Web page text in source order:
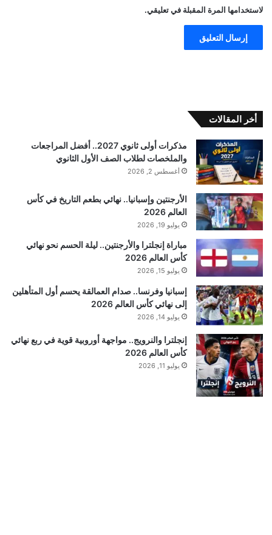
لاستخدامها المرة المقبلة في تعليقي.
أخر المقالات
مذكرات أولى ثانوي 2027.. أفضل المراجعات
والملخصات لطلاب الصف الأول الثانوي
أغسطس 2, 2026
الأرجنتين وإسبانيا.. نهائي بطعم التاريخ في كأس
العالم 2026
يوليو 19, 2026
مباراة إنجلترا والأرجنتين.. ليلة الحسم نحو نهائي
كأس العالم 2026
يوليو 15, 2026
إسبانيا وفرنسا.. صدام العمالقة يحسم أول المتأهلين
إلى نهائي كأس العالم 2026
يوليو 14, 2026
إنجلترا والنرويج.. مواجهة أوروبية قوية في ربع نهائي
كأس العالم 2026
يوليو 11, 2026